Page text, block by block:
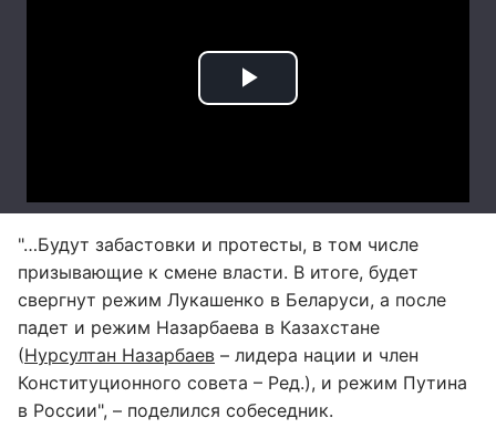
"…Будут забастовки и протесты, в том числе
призывающие к смене власти. В итоге, будет
свергнут режим Лукашенко в Беларуси, а после
падет и режим Назарбаева в Казахстане
(Нурсултан Назарбаев – лидера нации и член
Конституционного совета – Ред.), и режим Путина
в России", – поделился собеседник.